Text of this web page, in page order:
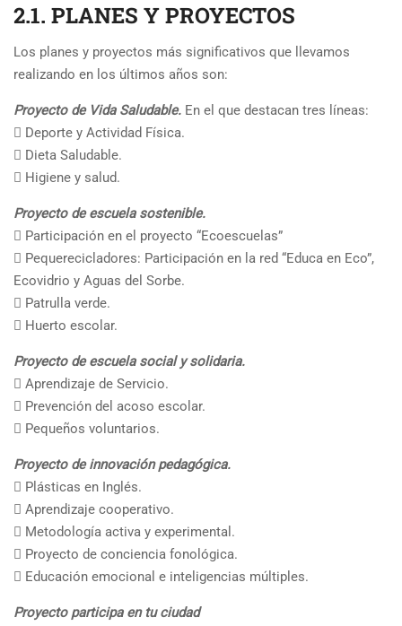
2.1. PLANES Y PROYECTOS
Los planes y proyectos más significativos que llevamos
realizando en los últimos años son:
Proyecto de Vida Saludable. En el que destacan tres líneas:
 Deporte y Actividad Física.
 Dieta Saludable.
 Higiene y salud.
Proyecto de escuela sostenible.
 Participación en el proyecto “Ecoescuelas”
 Pequerecicladores: Participación en la red “Educa en Eco”,
Ecovidrio y Aguas del Sorbe.
 Patrulla verde.
 Huerto escolar.
Proyecto de escuela social y solidaria.
 Aprendizaje de Servicio.
 Prevención del acoso escolar.
 Pequeños voluntarios.
Proyecto de innovación pedagógica.
 Plásticas en Inglés.
 Aprendizaje cooperativo.
 Metodología activa y experimental.
 Proyecto de conciencia fonológica.
 Educación emocional e inteligencias múltiples.
Proyecto participa en tu ciudad